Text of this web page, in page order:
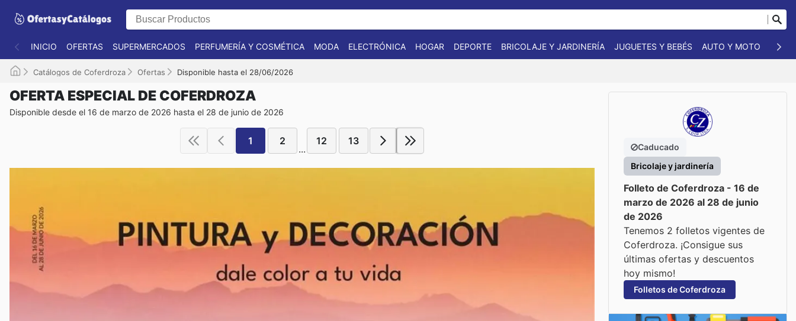
INICIO OFERTAS SUPERMERCADOS PERFUMERÍA Y COSMÉTICA MODA ELECTRÓNICA HOGAR DEPORTE BRICOLAJE Y JARDINERÍA JUGUETES Y BEBÉS AUTO Y MOTO
Catálogos de Coferdroza Ofertas Disponible hasta el 28/06/2026
OFERTA ESPECIAL DE COFERDROZA
Disponible desde el 16 de marzo de 2026 hasta el 28 de junio de 2026
1 2
...
12 13
Caducado
Bricolaje y jardinería
Folleto de Coferdroza - 16 de
marzo de 2026 al 28 de junio
de 2026
Tenemos 2 folletos vigentes de
Coferdroza. ¡Consigue sus
últimas ofertas y descuentos
hoy mismo!
Folletos de Coferdroza